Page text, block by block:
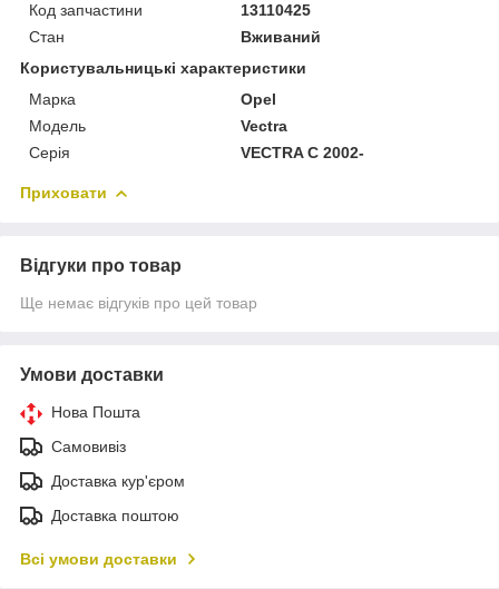
Код запчастини
13110425
Стан
Вживаний
Користувальницькі характеристики
Марка
Opel
Модель
Vectra
Серія
VECTRA C 2002-
Приховати
Відгуки про товар
Ще немає відгуків про цей товар
Умови доставки
Нова Пошта
Самовивіз
Доставка кур'єром
Доставка поштою
Всі умови доставки